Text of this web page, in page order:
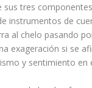
sus tres
instrumentos de
al chelo pasando
exageración si se
y sentimiento en